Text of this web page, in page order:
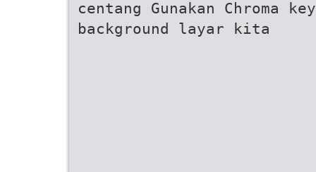
centang Gunakan Chroma
background layar kita